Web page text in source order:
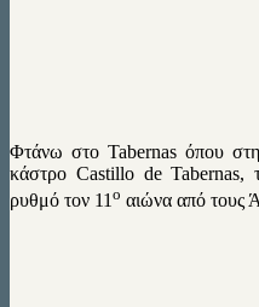
Φτάνω στο Tabernas όπου
κάστρο Castillo de Tabernas,
ρυθμό τον 11ο αιώνα από τους